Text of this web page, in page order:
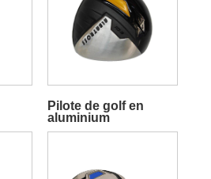
Pilote de golf en
aluminium